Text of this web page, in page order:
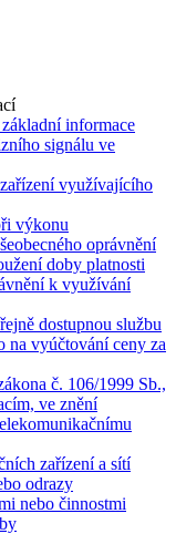
informace
signálu ve
využívajícího
výkonu
oprávnění
doby platnosti
k využívání
dostupnou službu
na vyúčtování ceny za
č. 106/1999 Sb.,
ve znění
zařízení a sítí
odrazy
nebo činnostmi